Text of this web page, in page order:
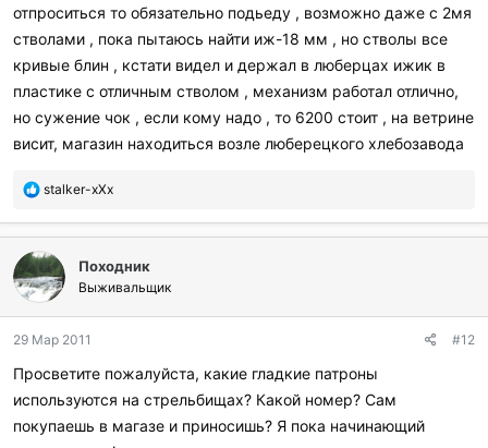
отпроситься то обязательно подьеду , возможно даже с 2мя
стволами , пока пытаюсь найти иж-18 мм , но стволы все
кривые блин , кстати видел и держал в люберцах ижик в
пластике с отличным стволом , механизм работал отлично,
но сужение чок , если кому надо , то 6200 стоит , на ветрине
висит, магазин находиться возле люберецкого хлебозавода
П
б
а
г
о
а
и
л
и
stalker-xXx
Походник
Выживальщик
29 Мар 2011 #12
Просветите пожалуйста, какие гладкие патроны
используются на стрельбищах? Какой номер? Сам
покупаешь в магазе и приносишь? Я пока начинающий